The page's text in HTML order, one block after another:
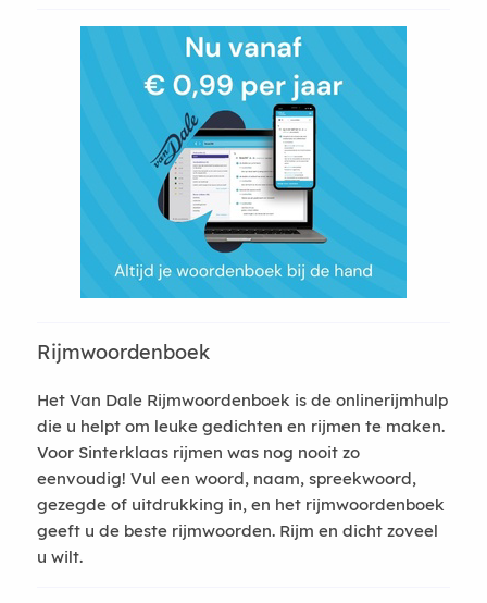
Rijmwoordenboek
Het Van Dale Rijmwoordenboek is de onlinerijmhulp
die u helpt om leuke gedichten en rijmen te maken.
Voor Sinterklaas rijmen was nog nooit zo
eenvoudig! Vul een woord, naam, spreekwoord,
gezegde of uitdrukking in, en het rijmwoordenboek
geeft u de beste rijmwoorden. Rijm en dicht zoveel
u wilt.